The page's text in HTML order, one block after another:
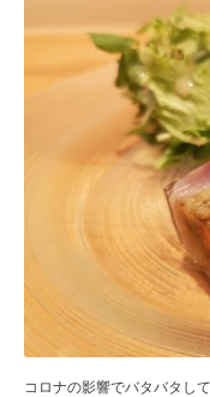
コロナの影響でバタバタし